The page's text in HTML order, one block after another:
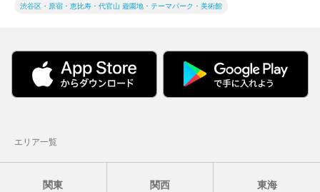
渋谷区・原宿・恵比寿・代官山 遊園地・テーマパーク・美術館
エリア一覧
関東 関西 東海